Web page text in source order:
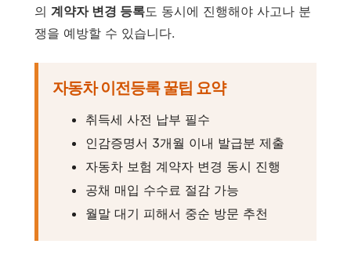
의 계약자 변경 등록도 동시에 진행해야 사고나 분
쟁을 예방할 수 있습니다.
자동차 이전등록 꿀팁 요약
취득세 사전 납부 필수
인감증명서 3개월 이내 발급분 제출
자동차 보험 계약자 변경 동시 진행
공채 매입 수수료 절감 가능
월말 대기 피해서 중순 방문 추천